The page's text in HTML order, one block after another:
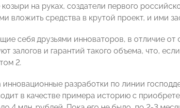
на руках, создатели первого
вложить средства в крутой проект, и ими
себя друзьями инноваторов, в отличие от
залогов и гарантий такого объема, что,
2.
инновационные разработки по линии
в качестве примера историю с